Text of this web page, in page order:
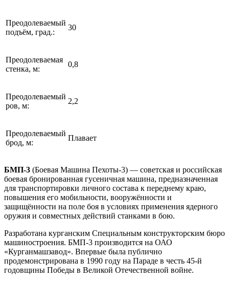
Преодолеваемый
подъём, град.:
30
Преодолеваемая
стенка, м:
0,8
Преодолеваемый
ров, м:
2,2
Преодолеваемый
брод, м:
Плавает
БМП-3 (Боевая Mашина Пехоты-3) — советская и российская
боевая бронированная гусеничная машина, предназначенная
для транспортировки личного состава к переднему краю,
повышения его мобильности, вооружённости и
защищённости на поле боя в условиях применения ядерного
оружия и совместных действий станками в бою.
Разработана курганским Специальным конструкторским бюро
машиностроения. БМП-3 производится на ОАО
«Курганмашзавод». Впервые была публично
продемонстрирована в 1990 году на Параде в честь 45-й
годовщины Победы в Великой Отечественной войне.